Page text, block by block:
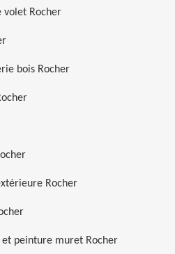
volet Rocher
bois Rocher
Rocher
peinture muret Rocher